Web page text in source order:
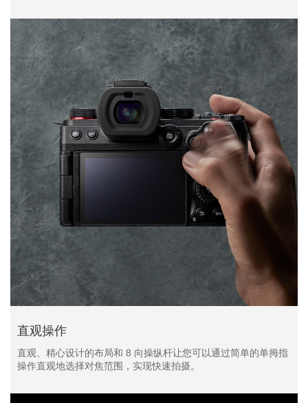
直观操作
直观、精心设计的布局和 8 向操纵杆让您可以通过简单的单拇指
操作直观地选择对焦范围，实现快速拍摄。